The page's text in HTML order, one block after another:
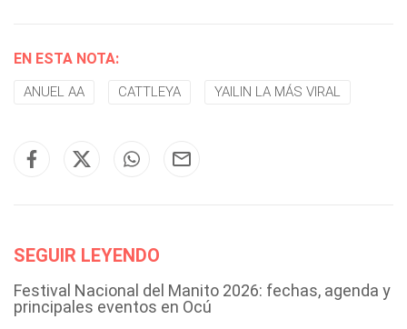
EN ESTA NOTA:
ANUEL AA CATTLEYA YAILIN LA MÁS VIRAL
SEGUIR LEYENDO
Festival Nacional del Manito 2026: fechas, agenda y
principales eventos en Ocú